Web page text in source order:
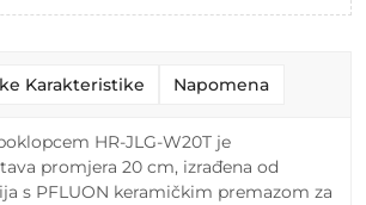
Karakteristike Napomena
HR-JLG-W20T je
promjera 20 cm, izrađena od
s PFLUON keramičkim premazom za